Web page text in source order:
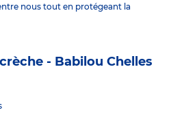
nous tout en protégeant la
- Babilou Chelles